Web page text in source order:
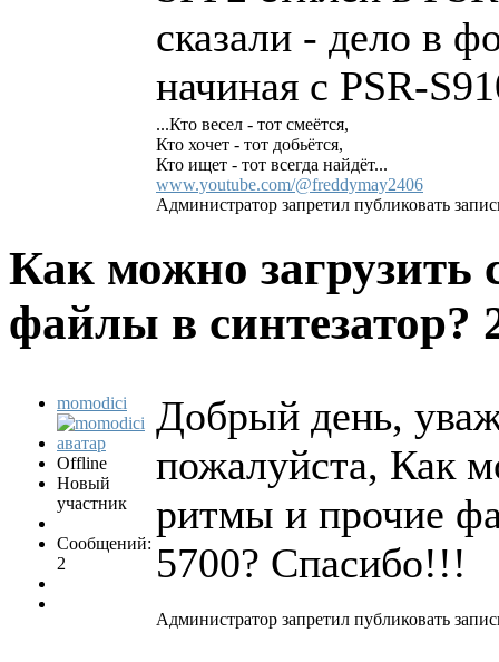
сказали - дело в
начиная с PSR-
...Кто весел - тот смеётся,
Кто хочет - тот добьётся,
Кто ищет - тот всегда найдёт...
www.youtube.com/@freddymay2406
Администратор запретил публиковать
Как можно загрузить
файлы в синтезатор?
momodici
Offline
Новый
участник
Сообщений:
2
Добрый день,
пожалуйста, Как
ритмы и прочие
5700? Спасибо!!!
Администратор запретил публиковать